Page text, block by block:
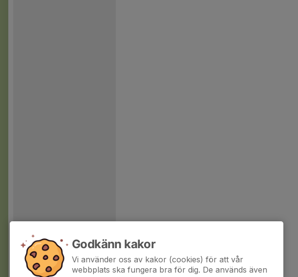
Godkänn kakor
Vi använder oss av kakor (cookies) för att vår
webbplats ska fungera bra för dig. De används även